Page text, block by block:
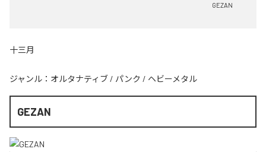
GEZAN
十三月
ジャンル： オルタナティブ / パンク / ヘビーメタル
GEZAN